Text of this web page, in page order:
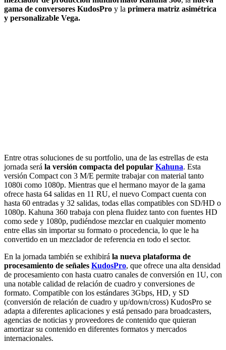
gama de conversores KudosPro y la primera matriz asimétrica
y personalizable Vega.
Entre otras soluciones de su portfolio, una de las estrellas de esta
jornada será la versión compacta del popular Kahuna. Esta
versión Compact con 3 M/E permite trabajar con material tanto
1080i como 1080p. Mientras que el hermano mayor de la gama
ofrece hasta 64 salidas en 11 RU, el nuevo Compact cuenta con
hasta 60 entradas y 32 salidas, todas ellas compatibles con SD/HD o
1080p. Kahuna 360 trabaja con plena fluidez tanto con fuentes HD
como sede y 1080p, pudiéndose mezclar en cualquier momento
entre ellas sin importar su formato o procedencia, lo que le ha
convertido en un mezclador de referencia en todo el sector.
En la jornada también se exhibirá la nueva plataforma de
procesamiento de señales KudosPro, que ofrece una alta densidad
de procesamiento con hasta cuatro canales de conversión en 1U, con
una notable calidad de relación de cuadro y conversiones de
formato. Compatible con los estándares 3Gbps, HD, y SD
(conversión de relación de cuadro y up/down/cross) KudosPro se
adapta a diferentes aplicaciones y está pensado para broadcasters,
agencias de noticias y proveedores de contenido que quieran
amortizar su contenido en diferentes formatos y mercados
internacionales.